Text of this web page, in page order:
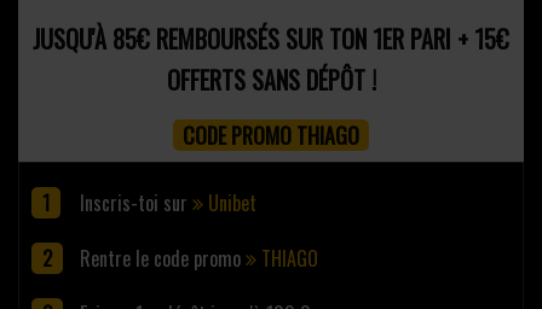
JUSQU'À 85€ REMBOURSÉS SUR TON 1ER PARI + 15€
OFFERTS SANS DÉPÔT !
CODE PROMO THIAGO
Inscris-toi sur
Unibet
Rentre le code promo
THIAGO